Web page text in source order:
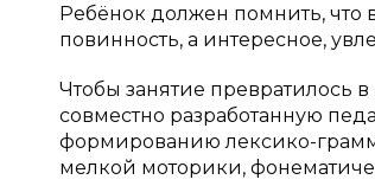
Ребёнок должен помнить, что
повинность, а интересное,
Чтобы занятие превратилось
совместно разработанную
формированию лексико-
мелкой моторики,